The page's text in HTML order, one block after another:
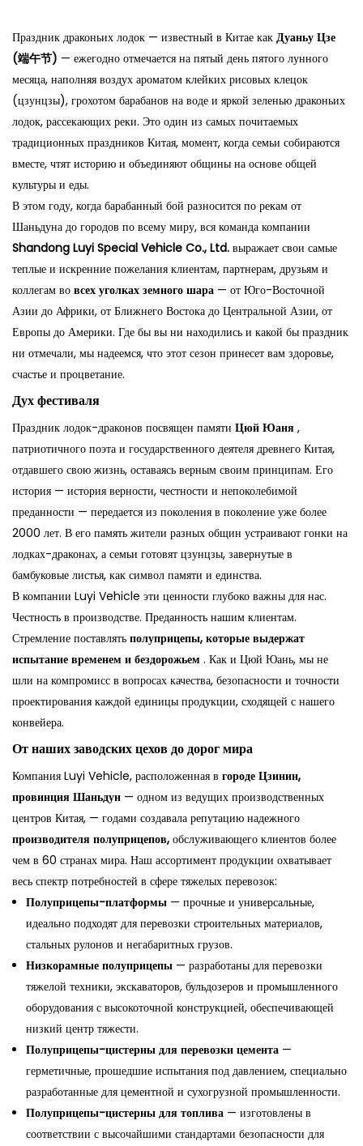
Праздник драконьих лодок — известный в Китае как Дуаньу Цзе
(端午节) — ежегодно отмечается на пятый день пятого лунного
месяца, наполняя воздух ароматом клейких рисовых клецок
(цзунцзы), грохотом барабанов на воде и яркой зеленью драконьих
лодок, рассекающих реки. Это один из самых почитаемых
традиционных праздников Китая, момент, когда семьи собираются
вместе, чтят историю и объединяют общины на основе общей
культуры и еды.
В этом году, когда барабанный бой разносится по рекам от
Шаньдуна до городов по всему миру, вся команда компании
Shandong Luyi Special Vehicle Co., Ltd. выражает свои самые
теплые и искренние пожелания клиентам, партнерам, друзьям и
коллегам во всех уголках земного шара — от Юго-Восточной
Азии до Африки, от Ближнего Востока до Центральной Азии, от
Европы до Америки. Где бы вы ни находились и какой бы праздник
ни отмечали, мы надеемся, что этот сезон принесет вам здоровье,
счастье и процветание.
Дух фестиваля
Праздник лодок-драконов посвящен памяти Цюй Юаня ,
патриотичного поэта и государственного деятеля древнего Китая,
отдавшего свою жизнь, оставаясь верным своим принципам. Его
история — история верности, честности и непоколебимой
преданности — передается из поколения в поколение уже более
2000 лет. В его память жители разных общин устраивают гонки на
лодках-драконах, а семьи готовят цзунцзы, завернутые в
бамбуковые листья, как символ памяти и единства.
В компании Luyi Vehicle эти ценности глубоко важны для нас.
Честность в производстве. Преданность нашим клиентам.
Стремление поставлять полуприцепы, которые выдержат
испытание временем и бездорожьем . Как и Цюй Юань, мы не
шли на компромисс в вопросах качества, безопасности и точности
проектирования каждой единицы продукции, сходящей с нашего
конвейера.
От наших заводских цехов до дорог мира
Компания Luyi Vehicle, расположенная в городе Цзинин,
провинция Шаньдун — одном из ведущих производственных
центров Китая, — годами создавала репутацию надежного
производителя полуприцепов, обслуживающего клиентов более
чем в 60 странах мира. Наш ассортимент продукции охватывает
весь спектр потребностей в сфере тяжелых перевозок:
Полуприцепы-платформы— прочные и универсальные,
идеально подходят для перевозки строительных материалов,
стальных рулонов и негабаритных грузов.
Низкорамные полуприцепы— разработаны для перевозки
тяжелой техники, экскаваторов, бульдозеров и промышленного
оборудования с высокоточной конструкцией, обеспечивающей
низкий центр тяжести.
Полуприцепы-цистерны для перевозки цемента—
герметичные, прошедшие испытания под давлением, специально
разработанные для цементной и сухогрузной промышленности.
Полуприцепы-цистерны для топлива— изготовлены в
соответствии с высочайшими стандартами безопасности для